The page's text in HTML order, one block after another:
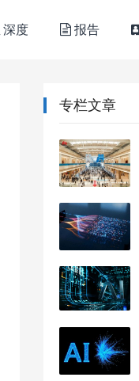
深度 报告
专栏文章